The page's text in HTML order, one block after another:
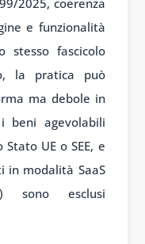
2025, coerenza
e funzionalità
stesso fascicolo
la pratica può
ma debole in
beni agevolabili
UE o SEE, e
in modalità SaaS
sono esclusi